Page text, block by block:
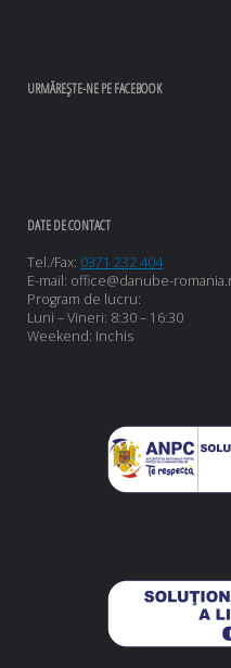
URMĂREȘTE-NE PE FACEBOOK
DATE DE CONTACT
Tel./Fax: 0371 232 404
E-mail: office@danube-
Program de lucru:
Luni – Vineri: 8:30 – 16:30
Weekend: Inchis